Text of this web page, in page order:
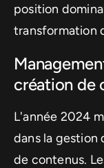
position
transformation
création de
L'année 2024
dans la gestion
de contenus.